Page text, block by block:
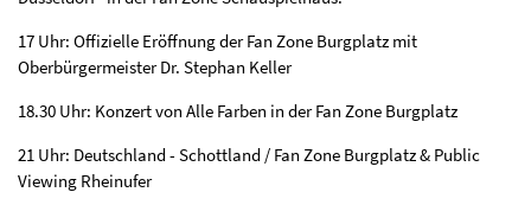
17 Uhr: Offizielle Eröffnung der Fan Zone Burgplatz mit
Oberbürgermeister Dr. Stephan Keller
18.30 Uhr: Konzert von Alle Farben in der Fan Zone Burgplatz
21 Uhr: Deutschland - Schottland / Fan Zone Burgplatz & Public
Viewing Rheinufer